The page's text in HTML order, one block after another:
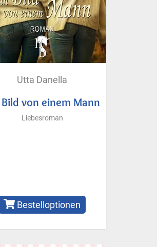
Utta Danella
Bild von einem Mann
Liebesroman
Bestelloptionen